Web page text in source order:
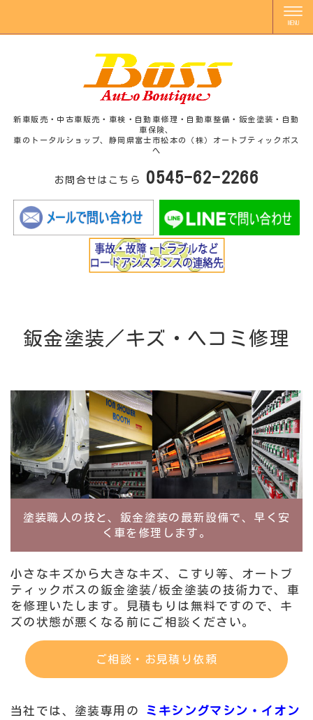
新車販売・中古車販売・車検・自動車修理・自動車整備・鈑金塗装・自動
車保険、
車のトータルショップ、静岡県富士市松本の（株）オートブティックボス
へ
お問合せはこちら 0545-62-2266
鈑金塗装／キズ・ヘコミ修理
塗装職人の技と、鈑金塗装の最新設備で、早く安
く車を修理します。
小さなキズから大きなキズ、こすり等、オートブ
ティックボスの鈑金塗装/板金塗装の技術力で、車
を修理いたします。見積もりは無料ですので、キ
ズの状態が悪くなる前にご相談ください。
ご相談・お見積り依頼
当社では、塗装専用の ミキシングマシン・イオン